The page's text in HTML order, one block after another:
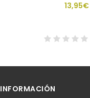
13,95€
INFORMACIÓN